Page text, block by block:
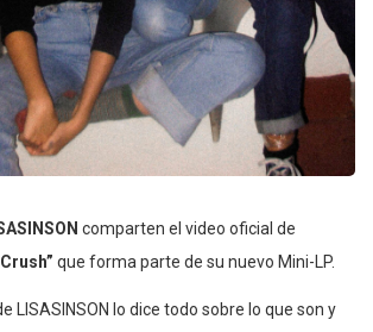
comparten el video oficial de
que forma parte de su nuevo Mini-LP.
LISASINSON lo dice todo sobre lo que son y